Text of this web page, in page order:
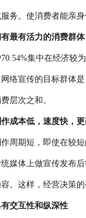
务。使消费者能亲
最有活力的消费群体
集中在经济较
络宣传的目标群体
层次之和。
成本低，速度快，
周期短，即使在较
媒体上做宣传发布
。这样，经营决策
交互性和纵深性